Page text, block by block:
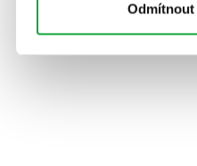
Odmítnout